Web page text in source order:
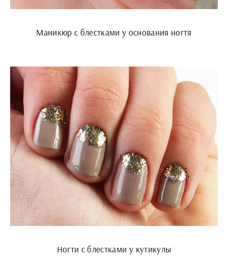
Маникюр с блестками у основания ногтя
Ногти с блестками у кутикулы